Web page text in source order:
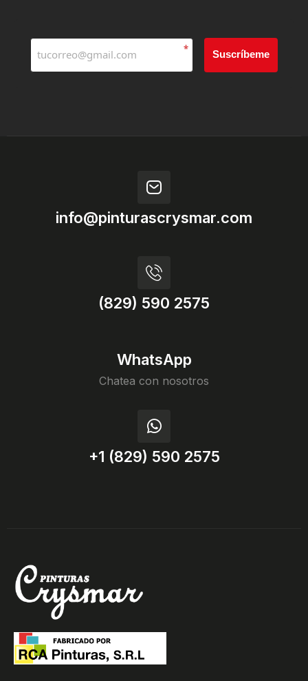
* Suscríbeme
info@pinturascrysmar.com
(829) 590 2575
WhatsApp
Chatea con nosotros
+1 (829) 590 2575